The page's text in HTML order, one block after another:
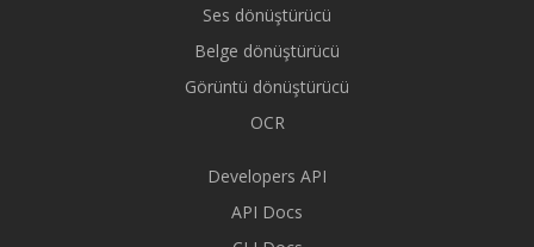
Ses dönüştürücü
Belge dönüştürücü
Görüntü dönüştürücü
OCR
Developers API
API Docs